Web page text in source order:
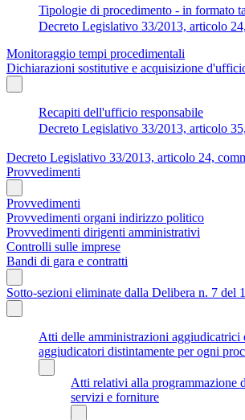
Tipologie di procedimento - in formato
Decreto Legislativo 33/2013, articolo
Monitoraggio tempi procedimentali
Dichiarazioni sostitutive e acquisizione
Recapiti dell'ufficio responsabile
Decreto Legislativo 33/2013, articolo
Decreto Legislativo 33/2013, articolo 24,
Provvedimenti
Provvedimenti
Provvedimenti organi indirizzo politico
Provvedimenti dirigenti amministrativi
Controlli sulle imprese
Bandi di gara e contratti
Sotto-sezioni eliminate dalla Delibera n. 7 del
Atti delle amministrazioni aggiudicatrici
aggiudicatori distintamente per ogni
Atti relativi alla programmazione
servizi e forniture